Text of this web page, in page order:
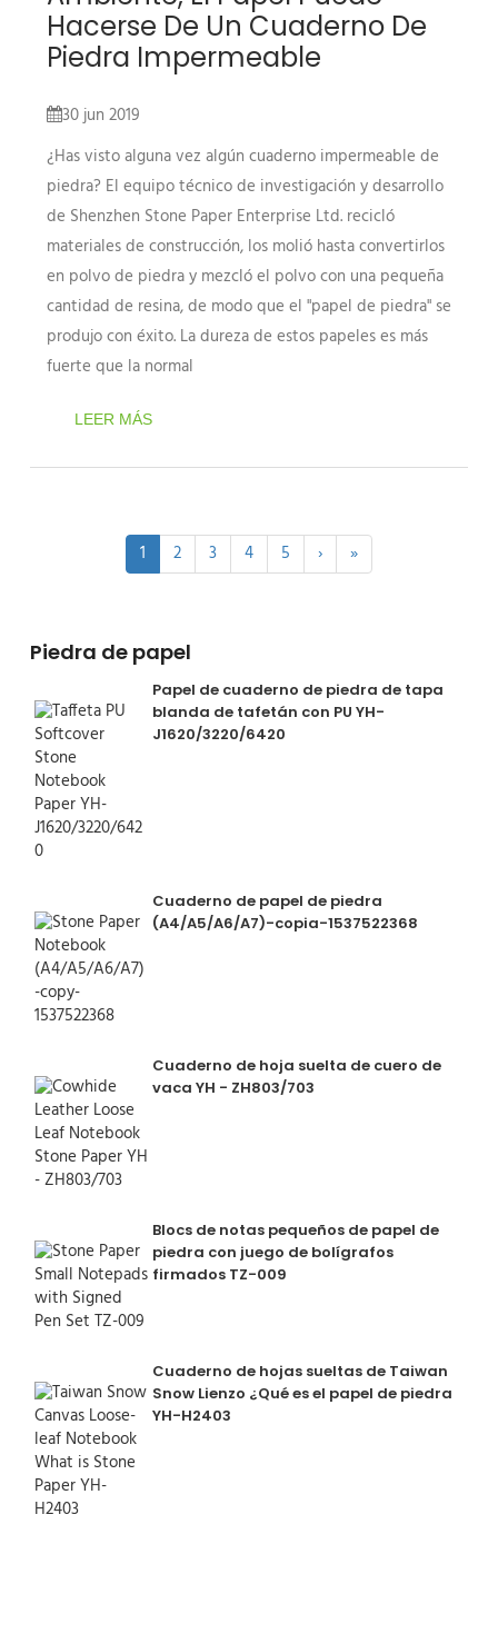
Hacerse De Un Cuaderno De
Piedra Impermeable
30 jun 2019
¿Has visto alguna vez algún cuaderno impermeable de
piedra? El equipo técnico de investigación y desarrollo
de Shenzhen Stone Paper Enterprise Ltd. recicló
materiales de construcción, los molió hasta convertirlos
en polvo de piedra y mezcló el polvo con una pequeña
cantidad de resina, de modo que el "papel de piedra" se
produjo con éxito. La dureza de estos papeles es más
fuerte que la normal
LEER MÁS
1 2 3 4 5 › »
Piedra de papel
Papel de cuaderno de piedra de tapa
blanda de tafetán con PU YH-
J1620/3220/6420
Cuaderno de papel de piedra
(A4/A5/A6/A7)-copia-1537522368
Cuaderno de hoja suelta de cuero de
vaca YH - ZH803/703
Blocs de notas pequeños de papel de
piedra con juego de bolígrafos
firmados TZ-009
Cuaderno de hojas sueltas de Taiwan
Snow Lienzo ¿Qué es el papel de piedra
YH-H2403